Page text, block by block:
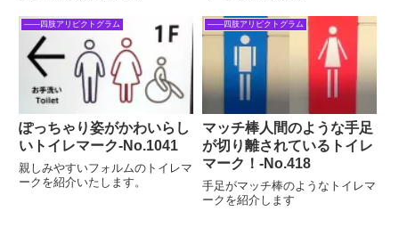
――四肢アリピクトグラム
ぽっちゃり姿がかわいらし
いトイレマーク‐No.1041
親しみやすいフォルムのトイレマ
ークを紹介いたします。
――四肢アリピクトグラム
マッチ棒人間のような手足
が切り離されているトイレ
マーク！‐No.418
手足がマッチ棒のようなトイレマ
ークを紹介します